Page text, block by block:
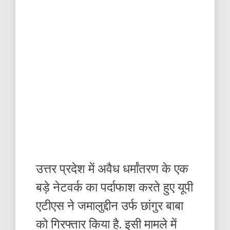
उत्तर प्रदेश में अवैध धर्मांतरण के एक
बड़े नेटवर्क का पर्दाफाश करते हुए यूपी
एटीएस ने जमालुद्दीन उर्फ छांगुर बाबा
को गिरफ्तार किया है. इसी मामले में